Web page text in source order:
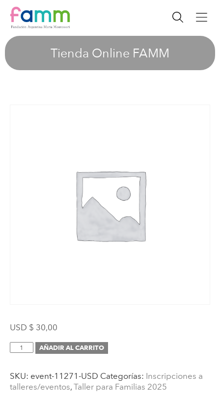
Tienda Online FAMM
USD $ 30,00
Inscripción
Familias
1:
AÑADIR AL CARRITO
SKU: event-11271-USD Categorías: Inscripciones a
talleres/eventos, Taller para Familias 2025